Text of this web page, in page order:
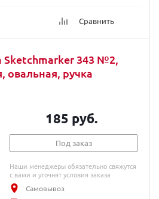
Сравнить
Sketchmarker 343 №2,
овальная, ручка
185 руб.
Под заказ
Наши менеджеры обязательно свяжутся
с вами и уточнят условия заказа
Самовывоз